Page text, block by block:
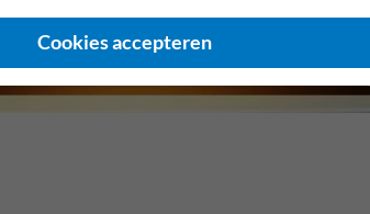
Cookies accepteren